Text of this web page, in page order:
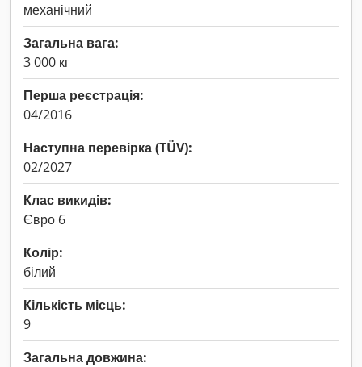
механічний
Загальна вага:
3 000 кг
Перша реєстрація:
04/2016
Наступна перевірка (TÜV):
02/2027
Клас викидів:
Євро 6
Колір:
білий
Кількість місць:
9
Загальна довжина: